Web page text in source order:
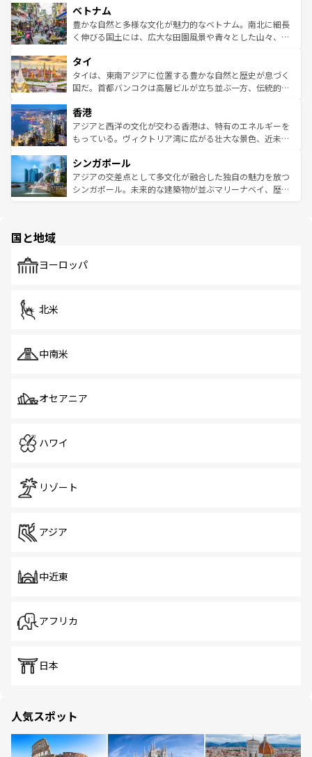
参照してほしい。
容にもいいと評判のスイーツなど、バラエティ豊かな料理
が味わえる。 なお、新着の台湾情報は コンテンツ一覧を参
照してほしい。
き、地方に足を延ばせば四季折々の自然美を楽しむことが
できる。そして、キムチや焼肉、絶品のストリートフード
まで、さまざまな韓国料理が待っている。夜には、韓国な
リティに包まれながら、韓国の多彩な魅力を心ゆくまで味
わってみてほしい。 なお、新着の韓国情報はコンテンツ一
覧を参照してほしい。
ベトナム
豊かな自然と多様な文化が魅力的なベトナム。南北に細長
く伸びる国土には、広大な田園風景や青々とした山々、世
急速な発展と共に伝統が息づく。ハノイの古い町並みやホ
ーチミン市のフランス統治時代の建物も、独特の雰囲気を
醸し出している。また、バラエティの豊かさとおいしさで
とつ。フォーやバインミー、ベトナムコーヒーなどは、ぜ
ひ現地で味わいたい。どの地域を訪れてもあたたかい人々
が旅行者を迎えてくれるので、きっと忘れられない旅にな
参照してほしい。
タイ
タイは、東南アジアに位置する豊かな自然と歴史が息づく
国だ。首都バンコクは高層ビルが立ち並ぶ一方、伝統的な
の活気が交差している。北部ではチェンマイなどの山岳地
帯で自然と触れ合い、南部ではプーケットやクラビの美し
いビーチでリゾート気分を楽しむことができる。タイ料理
激する。気候は一年中温暖で、どの季節にも異なる楽しみ
が待っている。親しみやすいタイの人々、仏教を中心とし
た文化、そして多様な観光資源が、訪れる旅人を魅了し続
香港
アジアと西洋の文化が交わる香港は、特有のエネルギーを
もっている。ヴィクトリア湾に広がる壮大な景色、近未来
み、どこを訪れても感動するはず。観光スポットが密集し
ており、効率よく見どころを回れるのも魅力。息をのむよ
うな絶景から文化的な体験まで、香港を存分に楽しみ尽く
シンガポール
アジアの交差点として多文化が融合した独自の魅力を放つ
シンガポール。未来的な建築物が並ぶマリーナベイ、歴史
で、ホーカーズは地元の風情を楽しめる外せないスポット
国と地域
ヨーロッパ
北米
中南米
オセアニア
ハワイ
リゾート
アジア
中近東
アフリカ
日本
人気スポット